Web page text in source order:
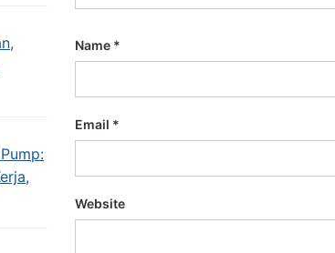
Name *
Email *
Website